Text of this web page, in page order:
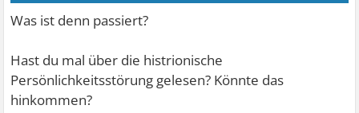
Was ist denn passiert?
Hast du mal über die histrionische
Persönlichkeitsstörung gelesen? Könnte das
hinkommen?